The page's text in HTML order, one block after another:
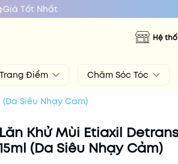
Giá Tốt Nhất
Hệ
Trang Điểm Chăm Sóc Tóc
Siêu Nhạy Cảm)
Lăn Khử Mùi Etiaxil
(Da Siêu Nhạy Cảm)